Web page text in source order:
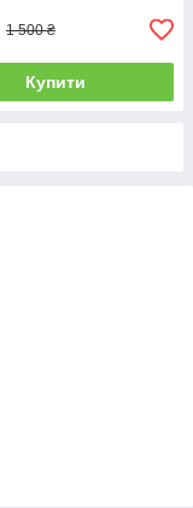
1 500 ₴
Купити